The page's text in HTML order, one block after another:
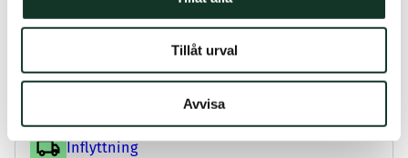
Tillåt urval
Avvisa
Inflyttning